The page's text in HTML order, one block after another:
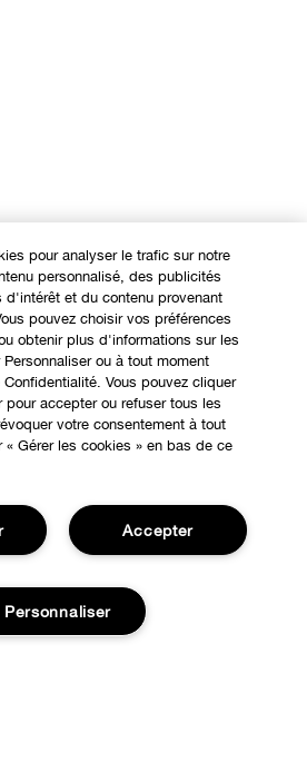
pour analyser le trafic sur notre
personnalisé, des publicités
d'intérêt et du contenu provenant
pouvez choisir vos préférences
obtenir plus d'informations sur les
ou à tout moment
Vous pouvez cliquer
pour accepter ou refuser tous les
votre consentement à tout
« Gérer les cookies » en bas de ce
Accepter
Personnaliser